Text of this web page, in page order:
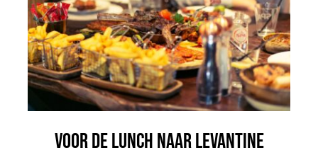
Blog
Contact
Voor de lunch naar Levantine